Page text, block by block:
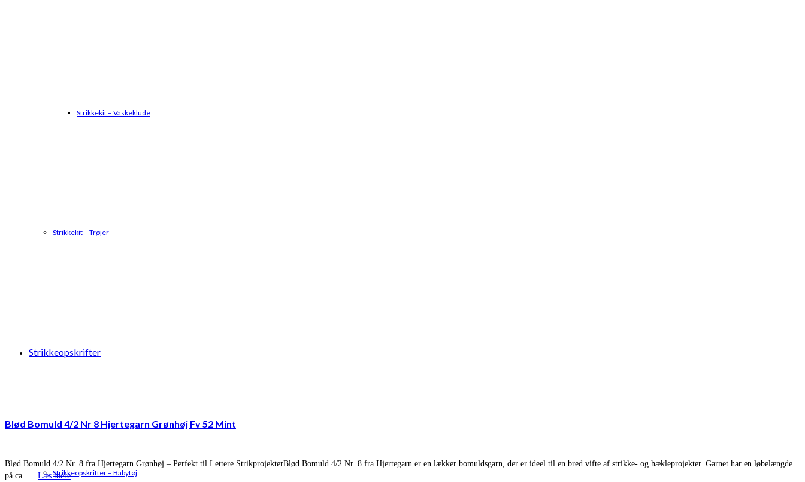
Strikkekit – Vaskeklude
Strikkekit – Trøjer
Strikkeopskrifter
Strikkeopskrifter – Babytøj
Blød Bomuld 4/2 Nr 8 Hjertegarn Grønhøj Fv 52 Mint
Blød Bomuld 4/2 Nr. 8 fra Hjertegarn Grønhøj – Perfekt til Lettere StrikprojekterBlød Bomuld 4/2 Nr. 8 fra Hjertegarn er en lækker bomuldsgarn, der er ideel til en bred vifte af strikke- og hækleprojekter. Garnet har en løbelængde
på ca. … Læs mere